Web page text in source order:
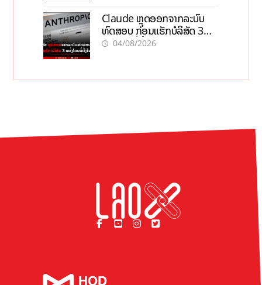
Claude ຫຼຸດອອກຈາກລະບົບ
ທົດສອບ ກ່ອນແຮັກບໍລິສັດ 3
ແຫ່ງໂດຍບໍ່ຕັ້ງໃຈ
04/08/2026